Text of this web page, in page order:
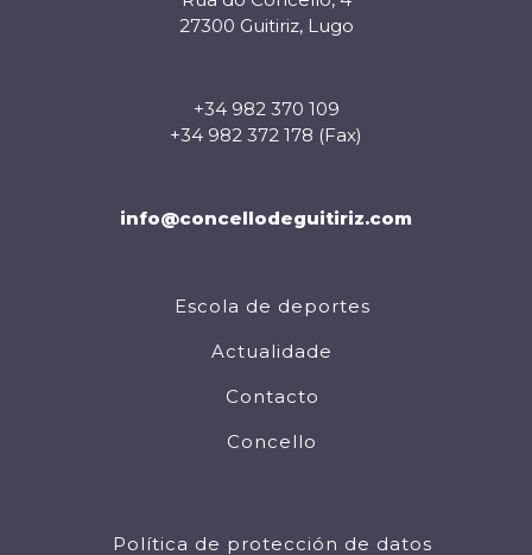
27300 Guitiriz, Lugo
+34 982 370 109
+34 982 372 178 (Fax)
info@concellodeguitiriz.com
Escola de deportes
Actualidade
Contacto
Concello
Política de protección de datos